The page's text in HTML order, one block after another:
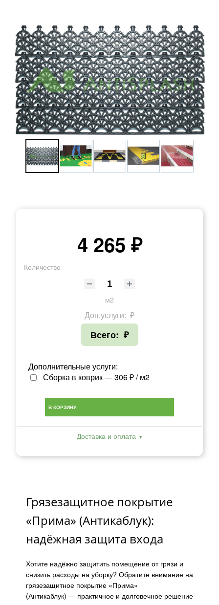
4 265 ₽
Количество
м2
Доп.услуги: ₽
Всего: ₽
Дополнительные услуги:
Сборка в коврик — 306 ₽ / м2
В КОРЗИНУ
Доставка и оплата
Грязезащитное покрытие
«Прима» (Антикаблук):
надёжная защита входа
Хотите надёжно защитить помещение от грязи и
снизить расходы на уборку? Обратите внимание на
грязезащитное покрытие «Прима»
(Антикаблук) — практичное и долговечное решение